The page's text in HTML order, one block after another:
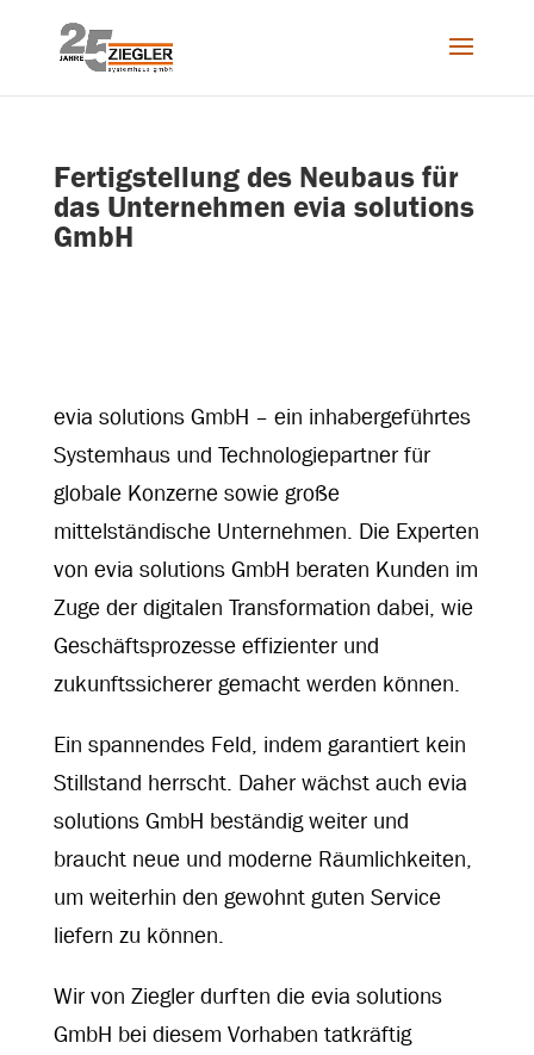
Fertigstellung des Neubaus für
das Unternehmen evia solutions
GmbH
evia solutions GmbH – ein inhabergeführtes
Systemhaus und Technologiepartner für
globale Konzerne sowie große
mittelständische Unternehmen. Die Experten
von evia solutions GmbH beraten Kunden im
Zuge der digitalen Transformation dabei, wie
Geschäftsprozesse effizienter und
zukunftssicherer gemacht werden können.
Ein spannendes Feld, indem garantiert kein
Stillstand herrscht. Daher wächst auch evia
solutions GmbH beständig weiter und
braucht neue und moderne Räumlichkeiten,
um weiterhin den gewohnt guten Service
liefern zu können.
Wir von Ziegler durften die evia solutions
GmbH bei diesem Vorhaben tatkräftig